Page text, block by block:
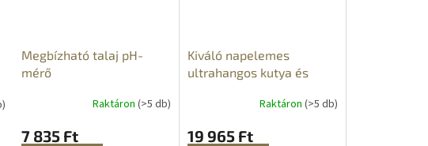
Megbízható talaj pH-
mérő
Raktáron(>5 db)
7 835 Ft
Kiváló napelemes
ultrahangos kutya és
lángutánzattalRaktáron (>5 db)
19 965 Ft